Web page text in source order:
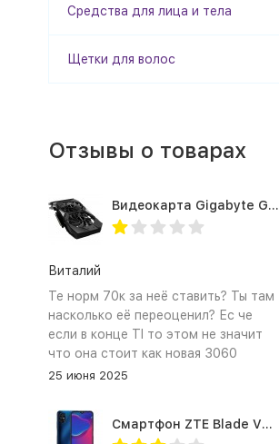
Средства для лица и тела
Щетки для волос
Отзывы о товарах
Видеокарта Gigabyte GTX1660TI 6GB (GV-N166TOC-6GD 1.0A)
Виталий
Те норм 70к за неё ставить? Ты там
насколько её переоценил? Ес че
если в конце TI то этом не значит
что она стоит как новая 3060
25 июня 2025
Смартфон ZTE Blade V2020 Smart 64 Гб синий